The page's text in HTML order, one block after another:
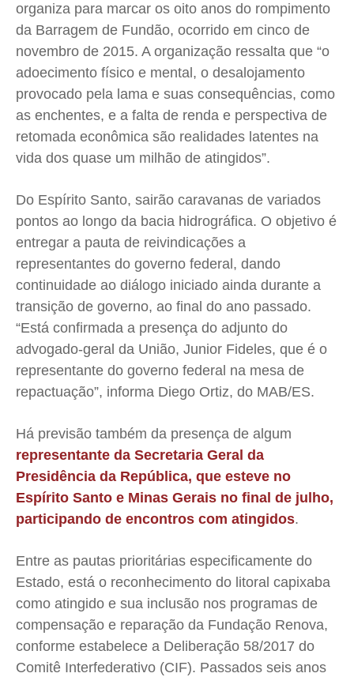
organiza para marcar os oito anos do rompimento
da Barragem de Fundão, ocorrido em cinco de
novembro de 2015. A organização ressalta que “o
adoecimento físico e mental, o desalojamento
provocado pela lama e suas consequências, como
as enchentes, e a falta de renda e perspectiva de
retomada econômica são realidades latentes na
vida dos quase um milhão de atingidos”.
Do Espírito Santo, sairão caravanas de variados
pontos ao longo da bacia hidrográfica. O objetivo é
entregar a pauta de reivindicações a
representantes do governo federal, dando
continuidade ao diálogo iniciado ainda durante a
transição de governo, ao final do ano passado.
“Está confirmada a presença do adjunto do
advogado-geral da União, Junior Fideles, que é o
representante do governo federal na mesa de
repactuação”, informa Diego Ortiz, do MAB/ES.
Há previsão também da presença de algum
representante da Secretaria Geral da
Presidência da República, que esteve no
Espírito Santo e Minas Gerais no final de julho,
participando de encontros com atingidos.
Entre as pautas prioritárias especificamente do
Estado, está o reconhecimento do litoral capixaba
como atingido e sua inclusão nos programas de
compensação e reparação da Fundação Renova,
conforme estabelece a Deliberação 58/2017 do
Comitê Interfederativo (CIF). Passados seis anos